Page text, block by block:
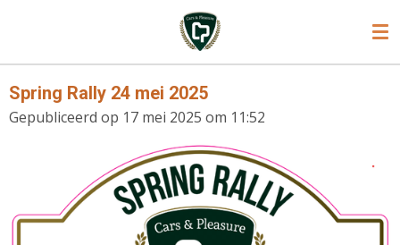
naar
de
hoofdinhoud
Spring Rally 24 mei 2025
Gepubliceerd op 17 mei 2025 om 11:52